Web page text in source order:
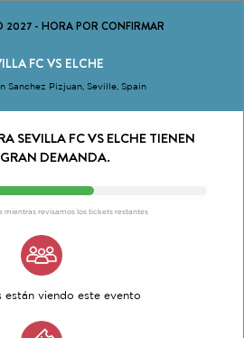
2027- HORA POR CONFIRMAR
FC VS ELCHE
Sanchez Pizjuan, Seville, Spain
SEVILLA FC VS ELCHE TIENEN
DEMANDA.
mientras revisamos los tickets restantes
están viendo este evento